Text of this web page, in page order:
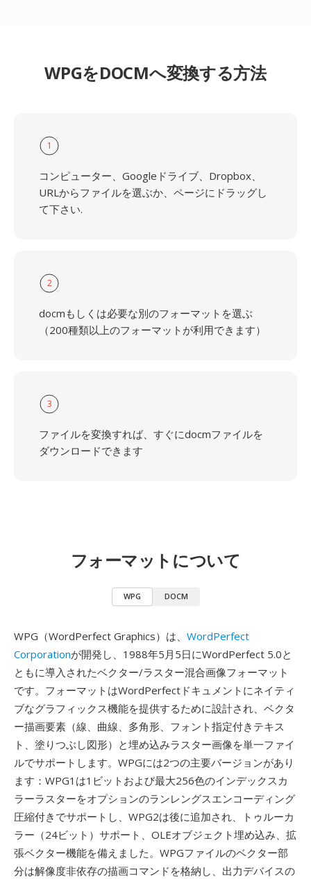
WPGをDOCMへ変換する方法
1
コンピューター、Googleドライブ、Dropbox、
URLからファイルを選ぶか、ページにドラッグし
て下さい.
2
docmもしくは必要な別のフォーマットを選ぶ
（200種類以上のフォーマットが利用できます）
3
ファイルを変換すれば、すぐにdocmファイルを
ダウンロードできます
フォーマットについて
WPG DOCM
WPG（WordPerfect Graphics）は、 WordPerfect
Corporationが開発し、1988年5月5日にWordPerfect 5.0と
ともに導入されたベクター/ラスター混合画像フォーマット
です。フォーマットはWordPerfectドキュメントにネイティ
ブなグラフィックス機能を提供するために設計され、ベクタ
ー描画要素（線、曲線、多角形、フォント指定付きテキス
ト、塗りつぶし図形）と埋め込みラスター画像を単一ファイ
ルでサポートします。WPGには2つの主要バージョンがあり
ます：WPG1は1ビットおよび最大256色のインデックスカ
ラーラスターをオプションのランレングスエンコーディング
圧縮付きでサポートし、WPG2は後に追加され、トゥルーカ
ラー（24ビット）サポート、OLEオブジェクト埋め込み、拡
張ベクター機能を備えました。WPGファイルのベクター部
分は解像度非依存の描画コマンドを格納し、出力デバイスの